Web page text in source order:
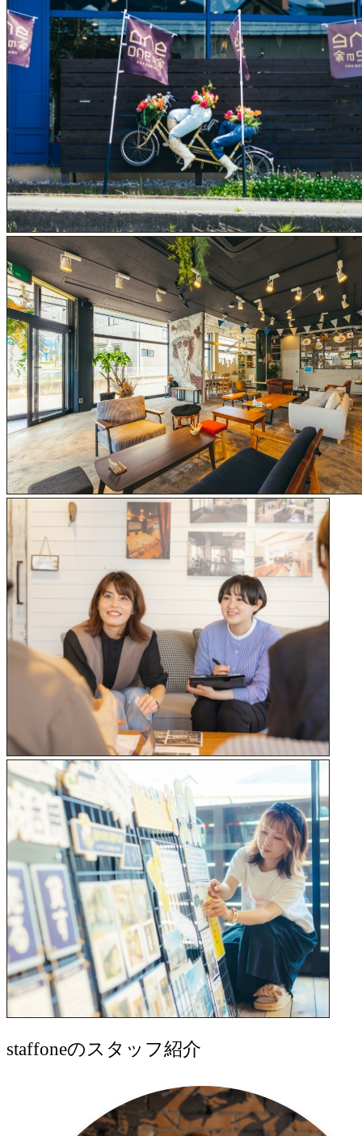
staffoneのスタッフ紹介